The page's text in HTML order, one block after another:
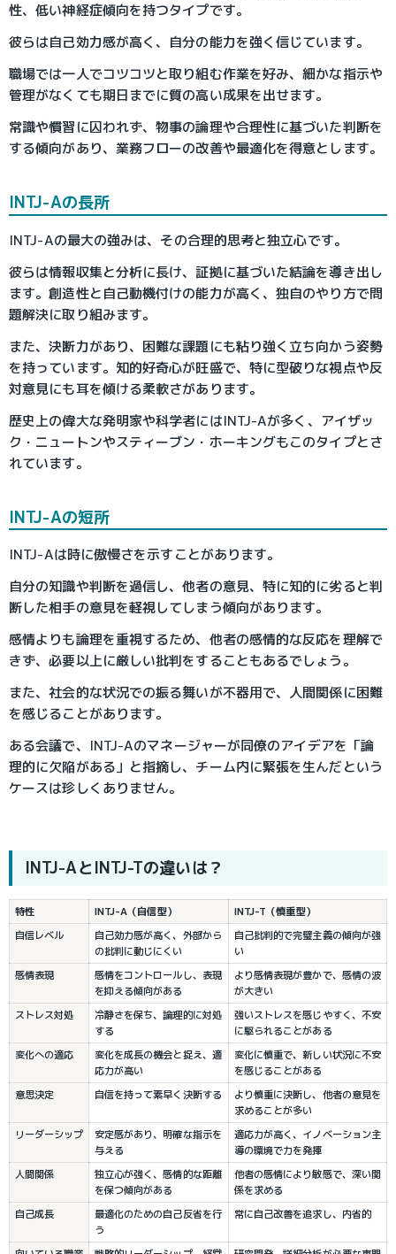
性、低い神経症傾向を持つタイプです。
彼らは自己効力感が高く、自分の能力を強く信じています。
職場では一人でコツコツと取り組む作業を好み、細かな指示や
管理がなくても期日までに質の高い成果を出せます。
常識や慣習に囚われず、物事の論理や合理性に基づいた判断を
する傾向があり、業務フローの改善や最適化を得意とします。
INTJ-Aの長所
INTJ-Aの最大の強みは、その合理的思考と独立心です。
彼らは情報収集と分析に長け、証拠に基づいた結論を導き出し
ます。創造性と自己動機付けの能力が高く、独自のやり方で問
題解決に取り組みます。
また、決断力があり、困難な課題にも粘り強く立ち向かう姿勢
を持っています。知的好奇心が旺盛で、特に型破りな視点や反
対意見にも耳を傾ける柔軟さがあります。
歴史上の偉大な発明家や科学者にはINTJ-Aが多く、アイザッ
ク・ニュートンやスティーブン・ホーキングもこのタイプとさ
れています。
INTJ-Aの短所
INTJ-Aは時に傲慢さを示すことがあります。
自分の知識や判断を過信し、他者の意見、特に知的に劣ると判
断した相手の意見を軽視してしまう傾向があります。
感情よりも論理を重視するため、他者の感情的な反応を理解で
きず、必要以上に厳しい批判をすることもあるでしょう。
また、社会的な状況での振る舞いが不器用で、人間関係に困難
を感じることがあります。
ある会議で、INTJ-Aのマネージャーが同僚のアイデアを「論
理的に欠陥がある」と指摘し、チーム内に緊張を生んだという
ケースは珍しくありません。
INTJ-AとINTJ-Tの違いは？
特性 INTJ-A（自信型）
INTJ-T（慎重型）
自信レベル
自己効力感が高く、外部から
の批判に動じにくい
自己批判的で完璧主義の傾向が強
い
感情表現
感情をコントロールし、表現
を抑える傾向がある
より感情表現が豊かで、感情の波
が大きい
ストレス対処
冷静さを保ち、論理的に対処
する
強いストレスを感じやすく、不安
に駆られることがある
変化への適応
変化を成長の機会と捉え、適
応力が高い
変化に慎重で、新しい状況に不安
を感じることがある
意思決定
自信を持って素早く決断する
より慎重に決断し、他者の意見を
求めることが多い
リーダーシップ
安定感があり、明確な指示を
与える
適応力が高く、イノベーション主
導の環境で力を発揮
人間関係
独立心が強く、感情的な距離
を保つ傾向がある
他者の感情により敏感で、深い関
係を求める
自己成長
最適化のための自己反省を行
う
常に自己改善を追求し、内省的